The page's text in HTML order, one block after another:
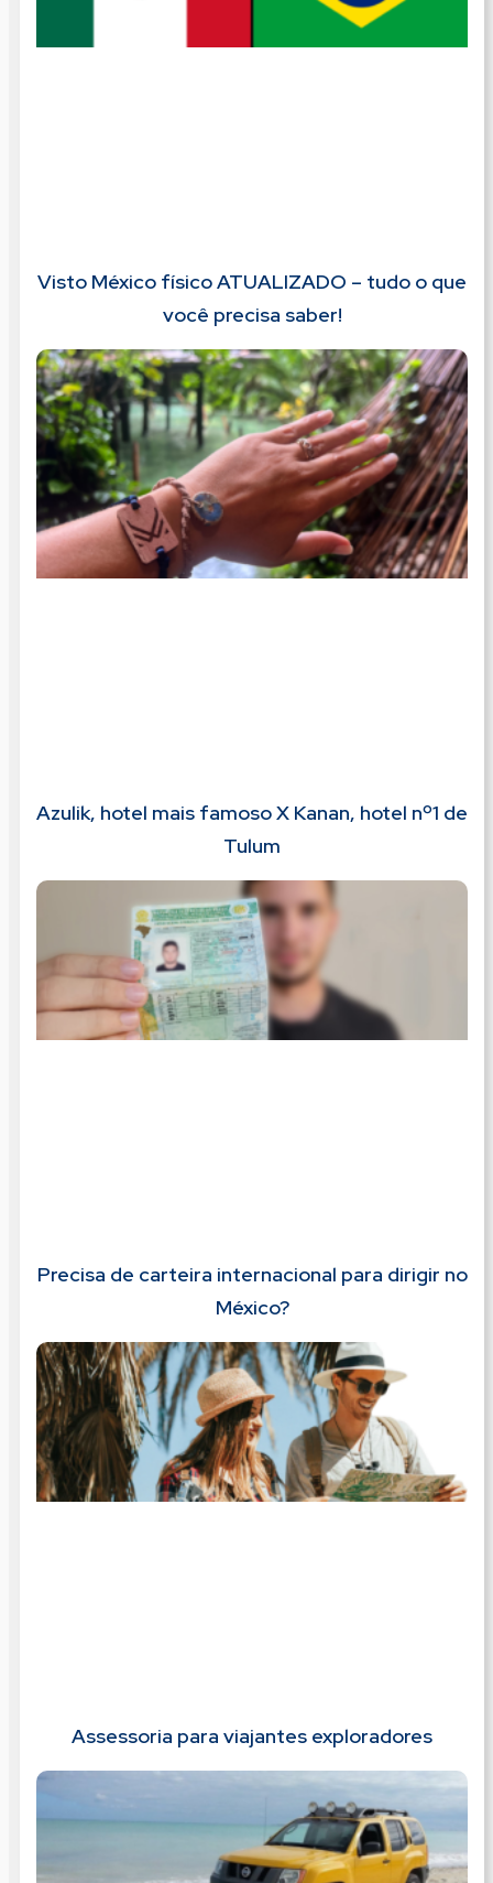
Visto México físico ATUALIZADO – tudo o que
você precisa saber!
Azulik, hotel mais famoso X Kanan, hotel nº1 de
Tulum
Precisa de carteira internacional para dirigir no
México?
Assessoria para viajantes exploradores